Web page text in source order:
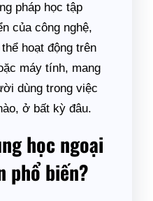
pháp học tập
của công nghệ,
hoạt động trên
máy tính, mang
dùng trong việc
ở bất kỳ đâu.
học ngoại
phổ biến?